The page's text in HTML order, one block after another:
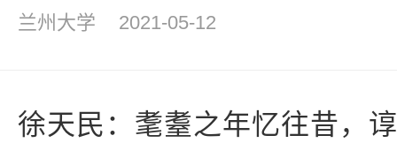
出领导人
兰州大学 2021-05-12
徐天民：耄耋之年忆往昔，